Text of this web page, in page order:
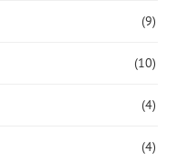
(9)
(10)
(4)
(4)